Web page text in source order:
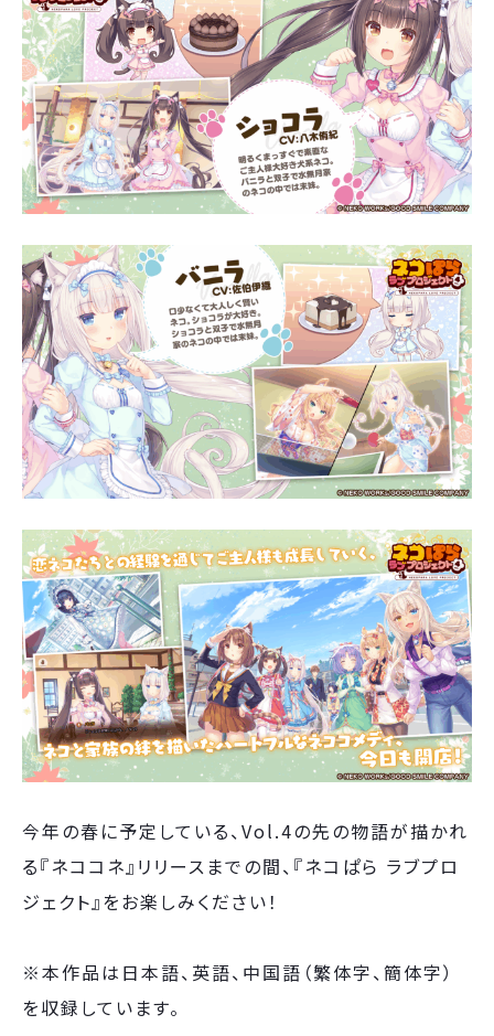
今年の春に予定している、Vol.4の先の物語が描かれ
る『ネココネ』リリースまでの間、『ネコぱら ラブプロ
ジェクト』をお楽しみください！
※本作品は日本語、英語、中国語（繁体字、簡体字）
を収録しています。